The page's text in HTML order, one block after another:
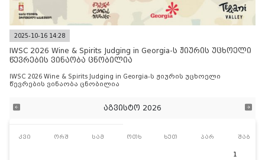
2025-10-16 14:28
IWSC 2026 Wine & Spirits Judging in Georgia-ს ჟიურის უცხოელი
წევრების ვინაობა ცნობილია
IWSC 2026 Wine & Spirits Judging in Georgia-ს ჟიურის უცხოელი
წევრების ვინაობა ცნობილია
აგვისტო 2026
კვი ორშ სამ ოთხ ხუთ პარ შაბ
1